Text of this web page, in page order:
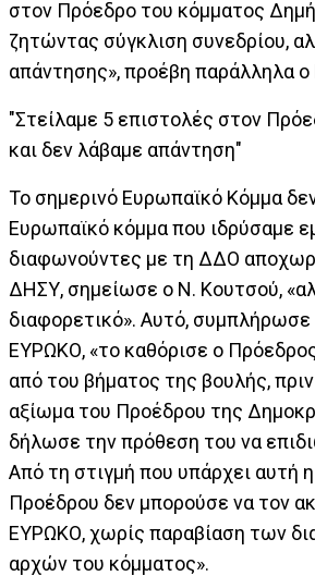
στον Πρόεδρο του κόμματος
ζητώντας σύγκλιση συνεδρίου,
απάντησης», προέβη παράλληλα
"Στείλαμε 5 επιστολές στον
και δεν λάβαμε απάντηση"
Το σημερινό Ευρωπαϊκό Κόμμα δεν
Ευρωπαϊκό κόμμα που ιδρύσαμε
διαφωνούντες με τη ΔΔΟ
ΔΗΣΥ, σημείωσε ο Ν. Κουτσού,
διαφορετικό». Αυτό,
ΕΥΡΩΚΟ, «το καθόρισε ο
από του βήματος της βουλής,
αξίωμα του Προέδρου της
δήλωσε την πρόθεση του να
Από τη στιγμή που υπάρχει αυτή
Προέδρου δεν μπορούσε να τον
ΕΥΡΩΚΟ, χωρίς παραβίαση των
αρχών του κόμματος».